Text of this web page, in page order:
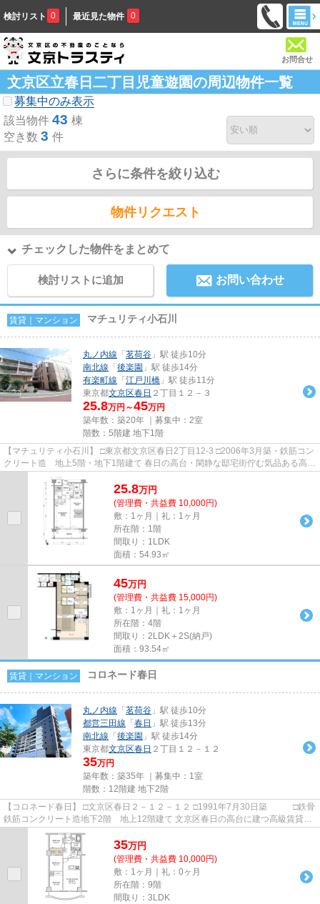
検討リスト 0 最近見た物件 0
お問合せ
文京区立春日二丁目児童遊園の周辺物件一覧
募集中のみ表示
該当物件 43 棟
空き数 3 件
さらに条件を絞り込む
物件リクエスト
チェックした物件をまとめて
検討リストに追加 お問い合わせ
賃貸｜マンション マチュリティ小石川
丸ノ内線 「 茗荷谷 」駅 徒歩10分
南北線 「 後楽園 」駅 徒歩14分
有楽町線 「 江戸川橋 」駅 徒歩11分
東京都文京区春日 ２丁目１２－３
25.8万円～45万円
築年数：築20年 ｜募集中： 2室
階数：5階建 地下1階
【マチュリティ小石川】 □東京都文京区春日2丁目12-3 □2006年3月築・鉄筋コン
クリート造 地上5階・地下1階建て 春日の高台・閑静な邸宅街佇む気品ある高級
低層マンションのご紹介...
25.8万円
(管理費・共益費 10,000円)
敷：1ヶ月｜礼：1ヶ月
所在階：1階
間取り：1LDK
面積：54.93㎡
45万円
(管理費・共益費 15,000円)
敷：1ヶ月｜礼：1ヶ月
所在階：4階
間取り：2LDK＋2S(納戸)
面積：93.54㎡
賃貸｜マンション コロネード春日
丸ノ内線 「 茗荷谷 」駅 徒歩10分
都営三田線 「 春日 」駅 徒歩13分
南北線 「 後楽園 」駅 徒歩14分
東京都文京区春日 ２丁目１２－１２
35万円
築年数：築35年 ｜募集中： 1室
階数：12階建 地下2階
【コロネード春日】 □文京区春日２－１２－１２ □1991年7月30日築 □鉄骨
鉄筋コンクリート造地下2階 地上12階建て 文京区春日の高台に建つ高級賃貸マ
ンション。全部屋南向きで...
35万円
(管理費・共益費 10,000円)
敷：1ヶ月｜礼：0ヶ月
所在階：9階
間取り：3LDK